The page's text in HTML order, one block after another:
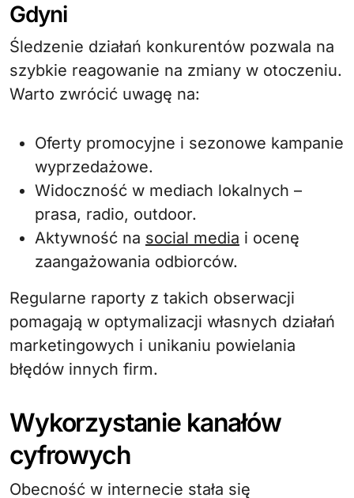
Gdyni
Śledzenie działań konkurentów pozwala na
szybkie reagowanie na zmiany w otoczeniu.
Warto zwrócić uwagę na:
Oferty promocyjne i sezonowe kampanie
wyprzedażowe.
Widoczność w mediach lokalnych –
prasa, radio, outdoor.
Aktywność na social media i ocenę
zaangażowania odbiorców.
Regularne raporty z takich obserwacji
pomagają w optymalizacji własnych działań
marketingowych i unikaniu powielania
błędów innych firm.
Wykorzystanie kanałów
cyfrowych
Obecność w internecie stała się